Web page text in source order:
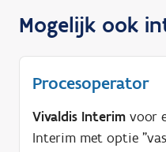
Mogelijk ook
Procesoperator
Vivaldis Interim voor
Interim met optie